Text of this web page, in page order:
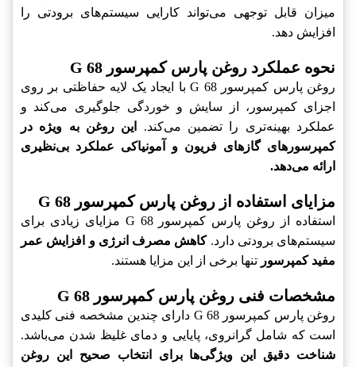
میزان قابل توجهی می‌تواند کارایی سیستم‌های برودتی را
افزایش دهد.
نحوه عملکرد روغن پارس کمپرسور G 68
روغن پارس کمپرسور G 68 با ایجاد یک لایه حفاظتی بر روی
اجزای کمپرسور، از سایش و خوردگی جلوگیری می‌کند و
عملکرد بهینه‌تری را تضمین می‌کند.
این روغن به ویژه در
کمپرسورهای گازهای فریون و آمونیاکی عملکرد بی‌نظیری
ارائه می‌دهد.
مزایای استفاده از روغن پارس کمپرسور G 68
استفاده از روغن پارس کمپرسور G 68 مزایای زیادی برای
سیستم‌های برودتی دارد.کاهش مصرف انرژی و افزایش عمر
مفید کمپرسور تنها برخی از این مزایا هستند.
مشخصات فنی روغن پارس کمپرسور G 68
روغن پارس کمپرسور G 68 دارای چندین مشخصه فنی کلیدی
است که شامل گرانروی، پایایی و دمای غلیظ شدن می‌باشد.
شناخت دقیق این ویژگی‌ها برای انتخاب صحیح این روغن